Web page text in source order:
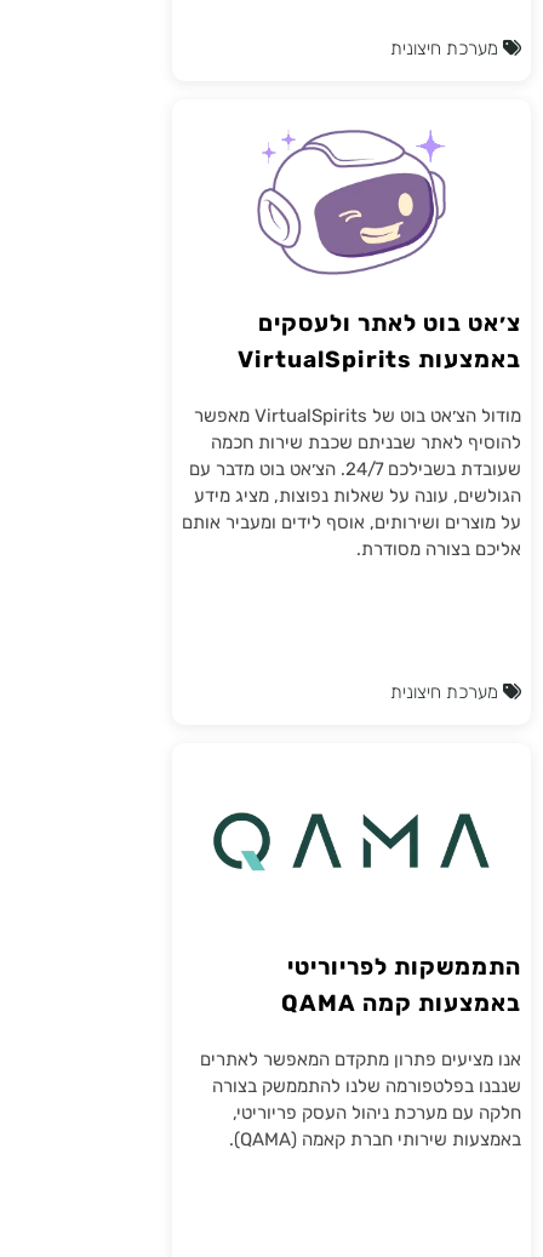
מערכת חיצונית
צ׳אט בוט לאתר ולעסקים
באמצעות VirtualSpirits
מודול הצ׳אט בוט של VirtualSpirits מאפשר
להוסיף לאתר שבניתם שכבת שירות חכמה
שעובדת בשבילכם 24/7. הצ׳אט בוט מדבר עם
הגולשים, עונה על שאלות נפוצות, מציג מידע
על מוצרים ושירותים, אוסף לידים ומעביר אותם
אליכם בצורה מסודרת.
מערכת חיצונית
התממשקות לפריוריטי
באמצעות קמה QAMA
אנו מציעים פתרון מתקדם המאפשר לאתרים
שנבנו בפלטפורמה שלנו להתממשק בצורה
חלקה עם מערכת ניהול העסק פריוריטי,
באמצעות שירותי חברת קאמה (QAMA).